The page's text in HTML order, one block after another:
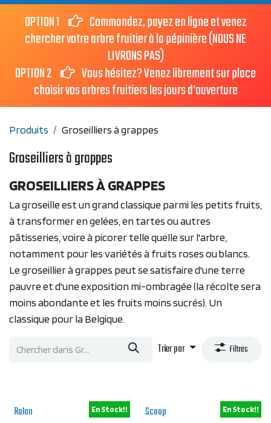
OPTION 1
Commandez, payez en ligne et venez
chercher votre arbre fruitier à la pépinière (NOUS NE
LIVRONS PAS)
OPTION 2
Vous hésitez? Venez librement sur place
choisir vos arbres fruitiers les jours d'ouverture
Produits Groseilliers à grappes
Groseilliers à grappes
GROSEILLIERS À GRAPPES
La groseille est un grand classique parmi les petits fruits,
à transformer en gelées, en tartes ou autres
pâtisseries, voire à picorer telle quelle sur l'arbre,
notamment pour les variétés à fruits roses ou blancs.
Le groseillier à grappes peut se satisfaire d'une terre
pauvre et d'une exposition mi-ombragée (la récolte sera
moins abondante et les fruits moins sucrés). Un
classique pour la Belgique.
Trier par Filtres
Rolan En Stock!! Scoop En Stock!!